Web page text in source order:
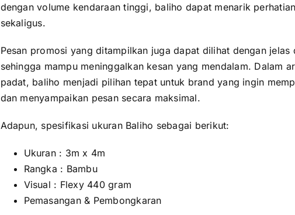
dengan volume kendaraan tinggi, baliho dapat menarik
sekaligus.
Pesan promosi yang ditampilkan juga dapat dilihat dengan jelas
sehingga mampu meninggalkan kesan yang mendalam. Dalam
padat, baliho menjadi pilihan tepat untuk brand yang ingin
dan menyampaikan pesan secara maksimal.
Adapun, spesifikasi ukuran Baliho sebagai berikut:
Ukuran : 3m x 4m
Rangka : Bambu
Visual : Flexy 440 gram
Pemasangan & Pembongkaran